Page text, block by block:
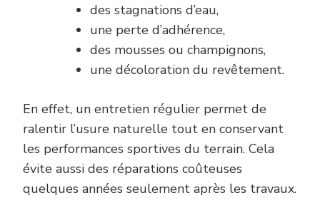
des stagnations d’eau,
une perte d’adhérence,
des mousses ou champignons,
une décoloration du revêtement.
En effet, un entretien régulier permet de
ralentir l’usure naturelle tout en conservant
les performances sportives du terrain. Cela
évite aussi des réparations coûteuses
quelques années seulement après les travaux.